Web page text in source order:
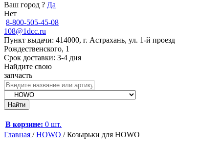
Ваш город ? Да
Нет
8-800-505-45-08
108@1dcc.ru
Пункт выдачи: 414000, г. Астрахань, ул. 1-й проезд
Рождественского, 1
Срок доставки: 3-4 дня
Найдите свою
запчасть
В корзине: 0 шт.
Главная /HOWO /Козырьки для HOWO